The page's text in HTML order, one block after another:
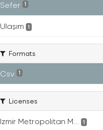
Sefer 1
Ulaşım 1
Formats
Csv 1
Licenses
Izmir Metropolitan M... 1